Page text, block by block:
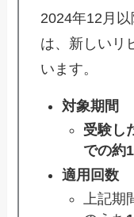
2024年12月
は、新しいリ
います。
対象期間
受験し
での約
適用回数
上記期